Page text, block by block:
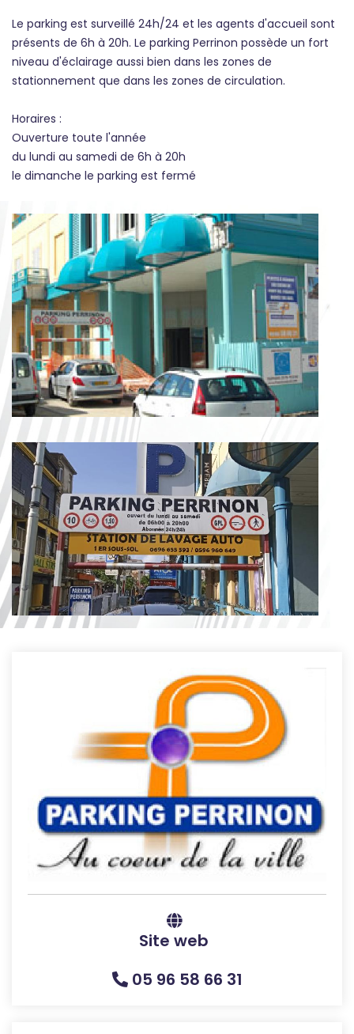
Le parking est surveillé 24h/24 et les agents d'accueil sont
présents de 6h à 20h. Le parking Perrinon possède un fort
niveau d'éclairage aussi bien dans les zones de
stationnement que dans les zones de circulation.
Horaires :
Ouverture toute l'année
du lundi au samedi de 6h à 20h
le dimanche le parking est fermé
Site web
05 96 58 66 31